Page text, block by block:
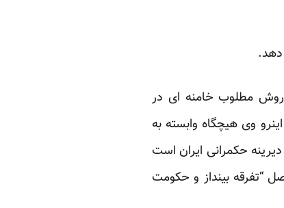
روش مطلوب خامنه ای در
وی هیچگاه وابسته به
حکمرانی ایران است
“تفرقه بینداز و حکومت